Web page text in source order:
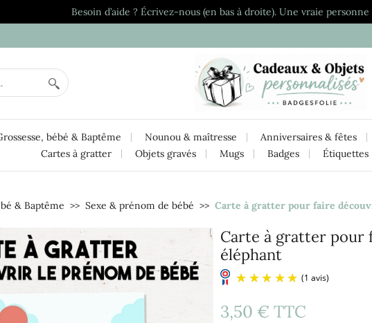
Besoin d’aide ? Écrivez-nous (en bas à droite). Une vraie
bébé & Baptême Nounou & maîtresse Anniversaires & fêtes
Cartes à gratter
Objets gravés Mugs Badges Étiquettes
& Baptême Sexe & prénom de bébé Carte à gratter pour faire
Carte à gratter pour
éléphant
3,50 €TTC